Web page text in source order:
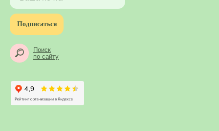
Подписаться
Поиск
по сайту